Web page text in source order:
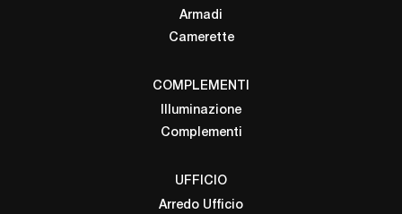
Armadi
Camerette
COMPLEMENTI
Illuminazione
Complementi
UFFICIO
Arredo Ufficio